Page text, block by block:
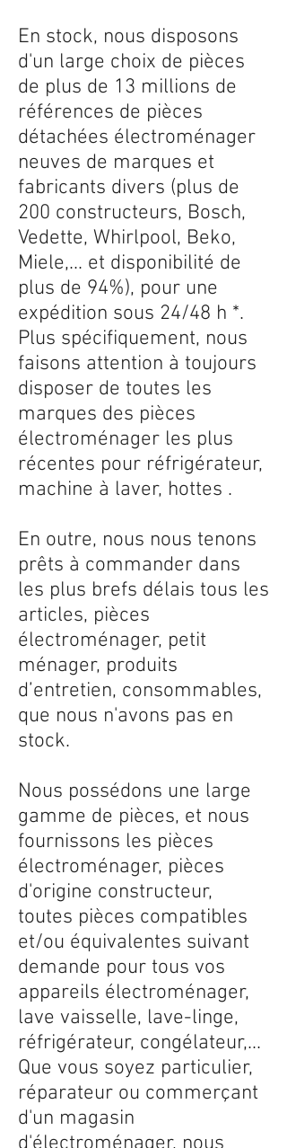
En stock, nous disposons
d'un large choix de pièces
de plus de 13 millions de
références de pièces
détachées électroménager
neuves de marques et
fabricants divers (plus de
200 constructeurs, Bosch,
Vedette, Whirlpool, Beko,
Miele,... et disponibilité de
plus de 94%), pour une
expédition sous 24/48 h *.
Plus spécifiquement, nous
faisons attention à toujours
disposer de toutes les
marques des pièces
électroménager les plus
récentes pour réfrigérateur,
machine à laver, hottes .
En outre, nous nous tenons
prêts à commander dans
les plus brefs délais tous les
articles, pièces
électroménager, petit
ménager, produits
d’entretien, consommables,
que nous n'avons pas en
stock.
Nous possédons une large
gamme de pièces, et nous
fournissons les pièces
électroménager, pièces
d'origine constructeur,
toutes pièces compatibles
et/ou équivalentes suivant
demande pour tous vos
appareils électroménager,
lave vaisselle, lave-linge,
réfrigérateur, congélateur,...
Que vous soyez particulier,
réparateur ou commerçant
d'un magasin